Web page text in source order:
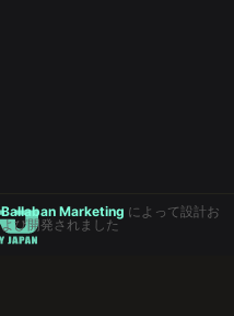
Ballaban Marketing によって設計お
よび開発されました